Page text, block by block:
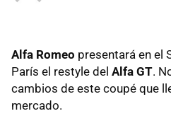
Alfa Romeo presentará en el
París el restyle del Alfa GT.
cambios de este coupé que
mercado.